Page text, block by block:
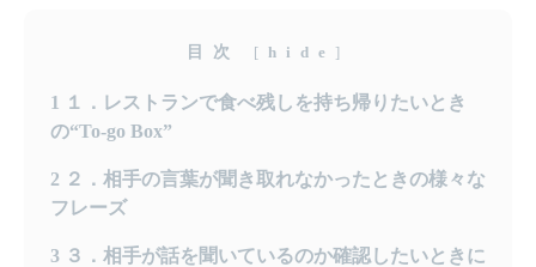
目次 [ hide ]
1 １．レストランで食べ残しを持ち帰りたいとき
の“To-go Box”
2 ２．相手の言葉が聞き取れなかったときの様々な
フレーズ
3 ３．相手が話を聞いているのか確認したいときに